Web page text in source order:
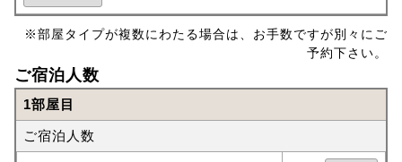
※部屋タイプが複数にわたる場合は、お手数ですが別々にご
予約下さい。
ご宿泊人数
1部屋目
ご宿泊人数